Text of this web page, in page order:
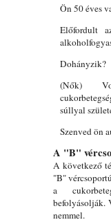
Ön 50 éves
Előfordult
Dohányzik?
(Nők)
súllyal
Szenved ön
A "B"
A következő
"B"
a
befolyásolják.
nemmel.